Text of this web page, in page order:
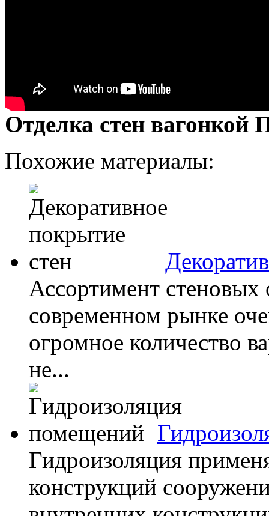
Отделка стен
Похожие материалы:
Ассортимент стеновых
современном рынке
огромное количество
не...
Гидроизоляция
конструкций